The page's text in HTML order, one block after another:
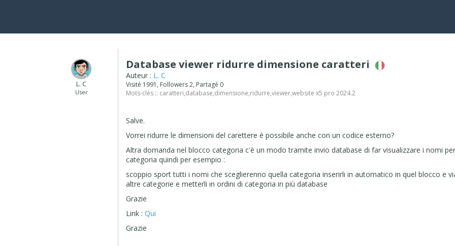
L. C
User
Database viewer ridurre dimensione caratteri
Auteur : L. C
Visité 1991, Followers 2, Partagé 0
Mots-clés :: caratteri,database,dimensione,ridurre,viewer,website x5 pro 2024.2
Salve.
Vorrei ridurre le dimensioni del carettere è possibile anche con un codice esterno?
Altra domanda nel blocco categoria c'è un modo tramite invio database di far visualizzare i nomi
categoria quindi per esempio :
scoppio sport tutti i nomi che sceglierenno quella categoria inserirli in automatico in quel blocco e
altre categorie e metterli in ordini di categoria in più database
Grazie
Link :Qui
Grazie